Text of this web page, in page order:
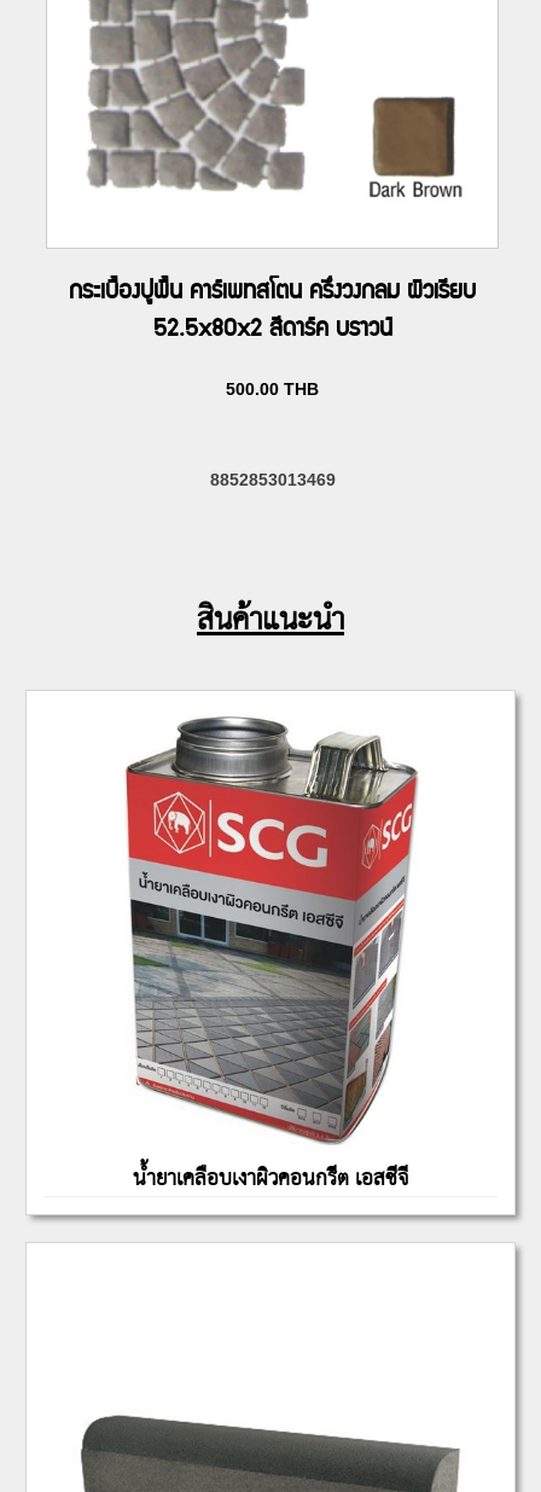
กระเบื้องปูพื้น คาร์เพทสโตน ครึ่งวงกลม ผิวเรียบ
52.5x80x2 สีดาร์ค บราวน์
500.00 THB
8852853013469
สินค้าแนะนำ
น้ำยาเคลือบเงาผิวคอนกรีต เอสซีจ